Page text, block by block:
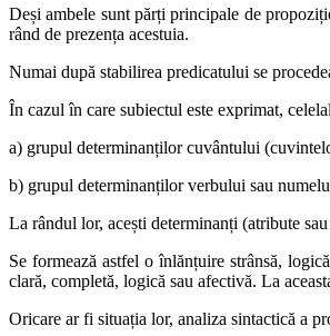
Deși ambele sunt părți principale de
rând de prezența acestuia.
Numai după stabilirea predicatului se
În cazul în care subiectul este exprimat,
a) grupul determinanților cuvântului
b) grupul determinanților verbului sau
La rândul lor, acești determinanți (atribute
Se formează astfel o înlănțuire strânsă,
clară, completă, logică sau afectivă. La
Oricare ar fi situația lor, analiza sintactică a